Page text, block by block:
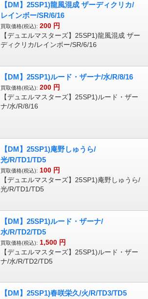
【DM】25SP1)龍風混成 ザーディクリカ/
レインボー/SR/6/16
買取価格(税込): 200 円
【デュエルマスターズ】25SP1)龍風混成 ザー
ディクリカ/レインボー/SR/6/16
【DM】25SP1)ルード・ザーナ/水/R/8/16
買取価格(税込): 200 円
【デュエルマスターズ】25SP1)ルード・ザー
ナ/水/R/8/16
【DM】25SP1)庵野しゅうら/
光/R/TD1/TD5
買取価格(税込): 100 円
【デュエルマスターズ】25SP1)庵野しゅうら/
光/R/TD1/TD5
【DM】25SP1)ルード・ザーナ/
水/R/TD2/TD5
買取価格(税込): 1,500 円
【デュエルマスターズ】25SP1)ルード・ザー
ナ/水/R/TD2/TD5
【DM】25SP1)春咲栄久/火/R/TD3/TD5